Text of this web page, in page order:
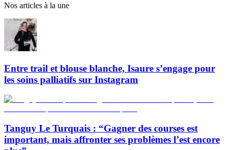
Nos articles à la une
Entre trail et blouse blanche, Isaure s’engage pour
les soins palliatifs sur Instagram
Tanguy Le Turquais : “Gagner des courses est
important, mais affronter ses problèmes l’est encore